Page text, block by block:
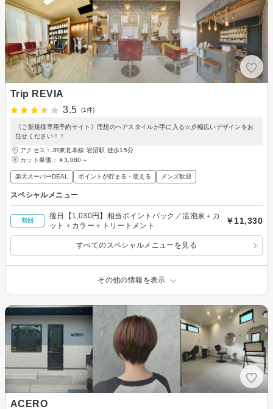
Trip REVIA
3.5
(1件)
《ご新規様専用予約サイト》理想のヘアスタイルが手に入る☆彡幅広いデザインをお
任せください！！
アクセス：JR東北本線 岩沼駅 徒歩15分
カット単価： ￥3,080～
楽天スーパーDEAL ポイントが貯まる・使える メンズ歓迎
スペシャルメニュー
初回
後日【1,030円】相当ポイントバック／活泡泉＋カ
ット＋カラー＋トリートメント
￥11,330
すべてのスペシャルメニューを見る
その他の情報を表示
ACERO